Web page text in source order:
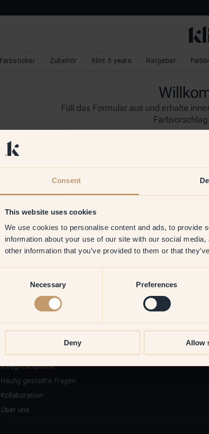
Consent
This website uses cookies
We use cookies to personalise content and ads, to provide
information about your use of our site with our social
other information that you’ve provided to them or that
Necessary Preferences
Deny Allow
Farbsticker Zubehör Klint 5 years Ratgeber
Links
Allgemeine Geschäftsbedingungen
Integritätspolitik
Häufig gestellte Fragen
Kollaboration
Über uns
Kontakt
hallo@klint.com